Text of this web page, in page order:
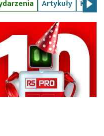
Artykuły Kursy